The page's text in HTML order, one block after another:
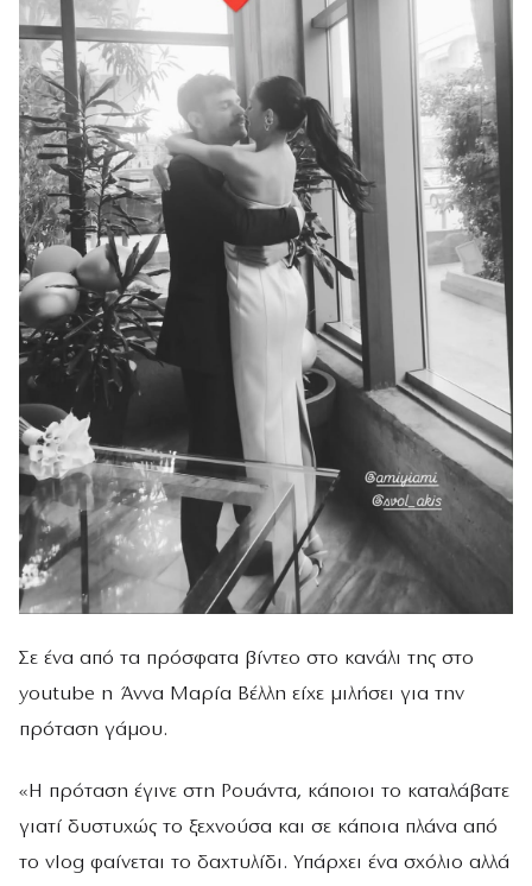
Σε ένα από τα πρόσφατα βίντεο στο κανάλι της στο
youtube η Άννα Μαρία Βέλλη είχε μιλήσει για την
πρόταση γάμου.
«Η πρόταση έγινε στη Ρουάντα, κάποιοι το καταλάβατε
γιατί δυστυχώς το ξεχνούσα και σε κάποια πλάνα από
το vlog φαίνεται το δαχτυλίδι. Υπάρχει ένα σχόλιο αλλά